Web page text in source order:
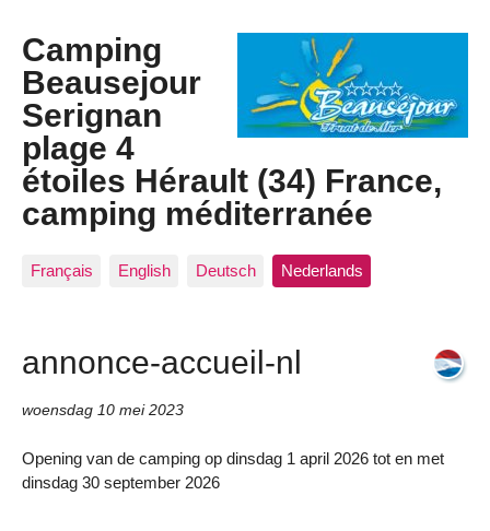
Camping
Beausejour
Serignan
plage 4
étoiles Hérault (34) France,
camping méditerranée
Français English Deutsch Nederlands
annonce-accueil-nl
woensdag 10 mei 2023
Opening van de camping op dinsdag 1 april 2026 tot en met
dinsdag 30 september 2026